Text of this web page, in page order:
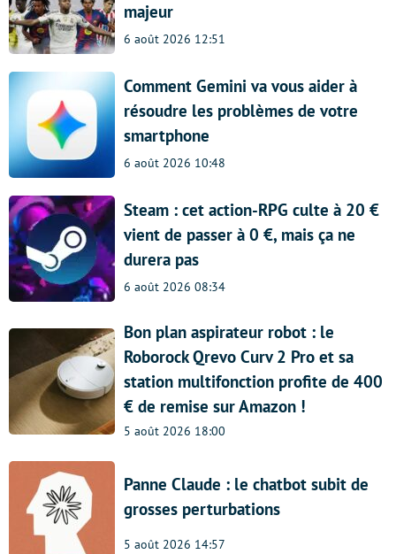
majeur
6 août 2026 12:51
Comment Gemini va vous aider à
résoudre les problèmes de votre
smartphone
6 août 2026 10:48
Steam : cet action-RPG culte à 20 €
vient de passer à 0 €, mais ça ne
durera pas
6 août 2026 08:34
Bon plan aspirateur robot : le
Roborock Qrevo Curv 2 Pro et sa
station multifonction profite de 400
€ de remise sur Amazon !
5 août 2026 18:00
Panne Claude : le chatbot subit de
grosses perturbations
5 août 2026 14:57